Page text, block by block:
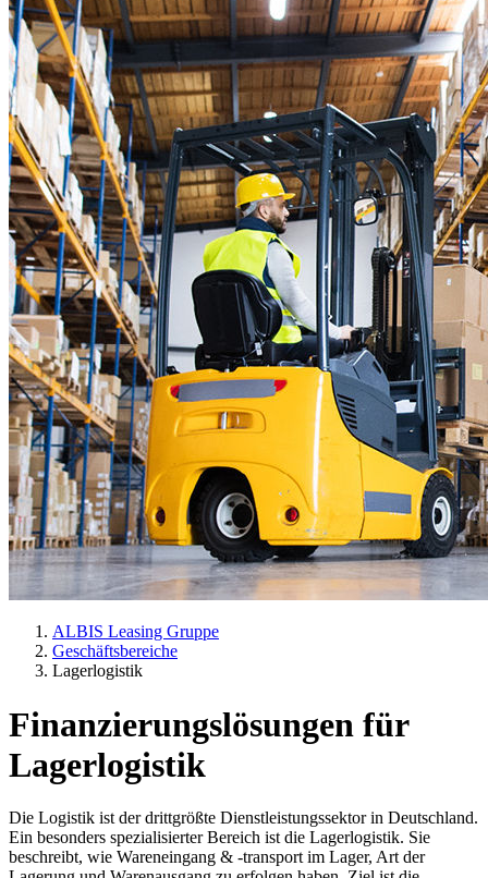
ALBIS Leasing Gruppe
Geschäftsbereiche
Lagerlogistik
Finanzierungslösungen für
Lagerlogistik
Die Logistik ist der drittgrößte Dienstleistungssektor in Deutschland.
Ein besonders spezialisierter Bereich ist die Lagerlogistik. Sie
beschreibt, wie Wareneingang & -transport im Lager, Art der